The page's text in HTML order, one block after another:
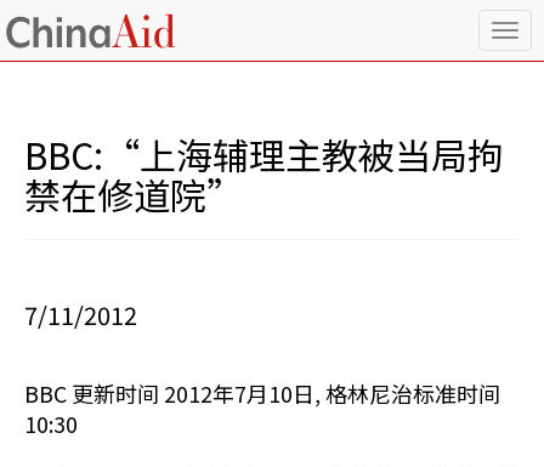
T
o
BBC:“上海辅理主教被当局拘
禁在修道院”
7/11/2012
BBC 更新时间 2012年7月10日, 格林尼治标准时间
10:30